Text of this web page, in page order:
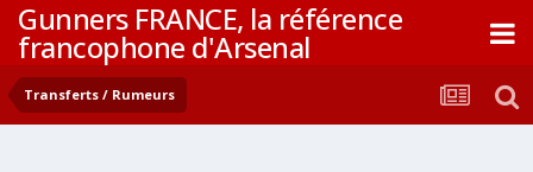
Gunners FRANCE, la référence
francophone d'Arsenal
Transferts / Rumeurs